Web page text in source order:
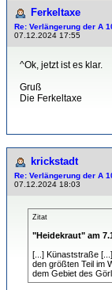
Ferkeltaxe
Re: Verlängerung der A
07.12.2024 17:55
^Ok, jetzt ist es klar.
Gruß
Die Ferkeltaxe
krickstadt
Re: Verlängerung der A
07.12.2024 18:03
Zitat
"Heidekraut" am
[...] Künaststraße
den größten Teil im
dem Gebiet des